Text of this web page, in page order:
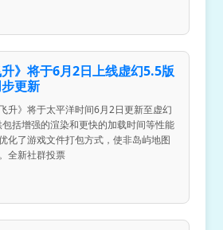
升》将于6月2日上线虚幻5.5版
更新
升》将于太平洋时间6月2日更新至虚幻
括增强的渲染和更快的加载时间等性能
化了游戏文件打包方式，使非岛屿地图
全新社群投票